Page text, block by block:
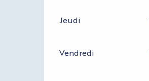
Jeudi
Vendredi